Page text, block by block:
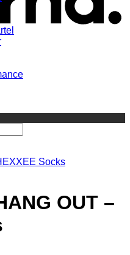
OUT –